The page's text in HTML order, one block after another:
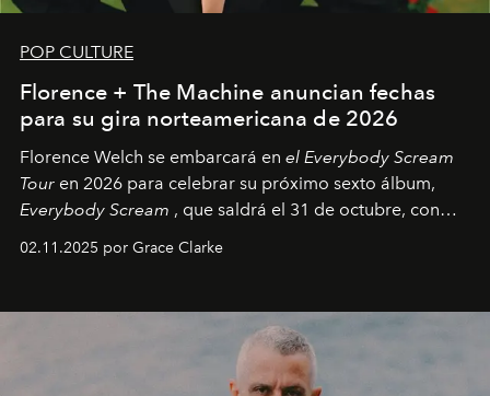
POP CULTURE
Florence + The Machine anuncian fechas
para su gira norteamericana de 2026
Florence Welch se embarcará en el Everybody Scream
Tour en 2026 para celebrar su próximo sexto álbum,
Everybody Scream , que saldrá el 31 de octubre, con
fechas en Norteamérica a partir de abril del próximo
02.11.2025 por Grace Clarke